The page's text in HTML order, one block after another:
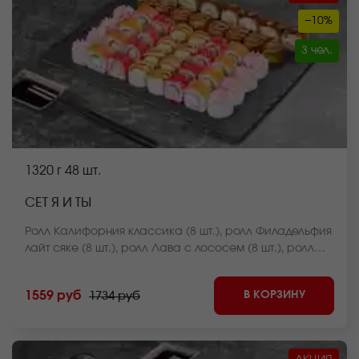
−10%
3 чел.
1320 г 48 шт.
СЕТ Я И ТЫ
Ролл Калифорния классика (8 шт.), ролл Филадельфия
лайт сяке (8 шт.), ролл Лава с лососем (8 шт.), ролл
запеченный (8 шт.), ролл Бекон лайт темпура (8 шт.)
*Внешний вид блюда может отличаться от фото на
1559 руб 1734 руб В КОРЗИНУ